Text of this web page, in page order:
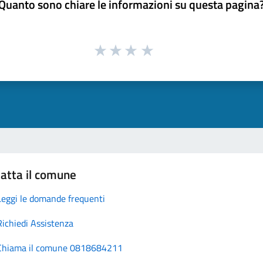
sono chiare le informazioni su questa
il comune
le domande frequenti
Assistenza
il comune 0818684211